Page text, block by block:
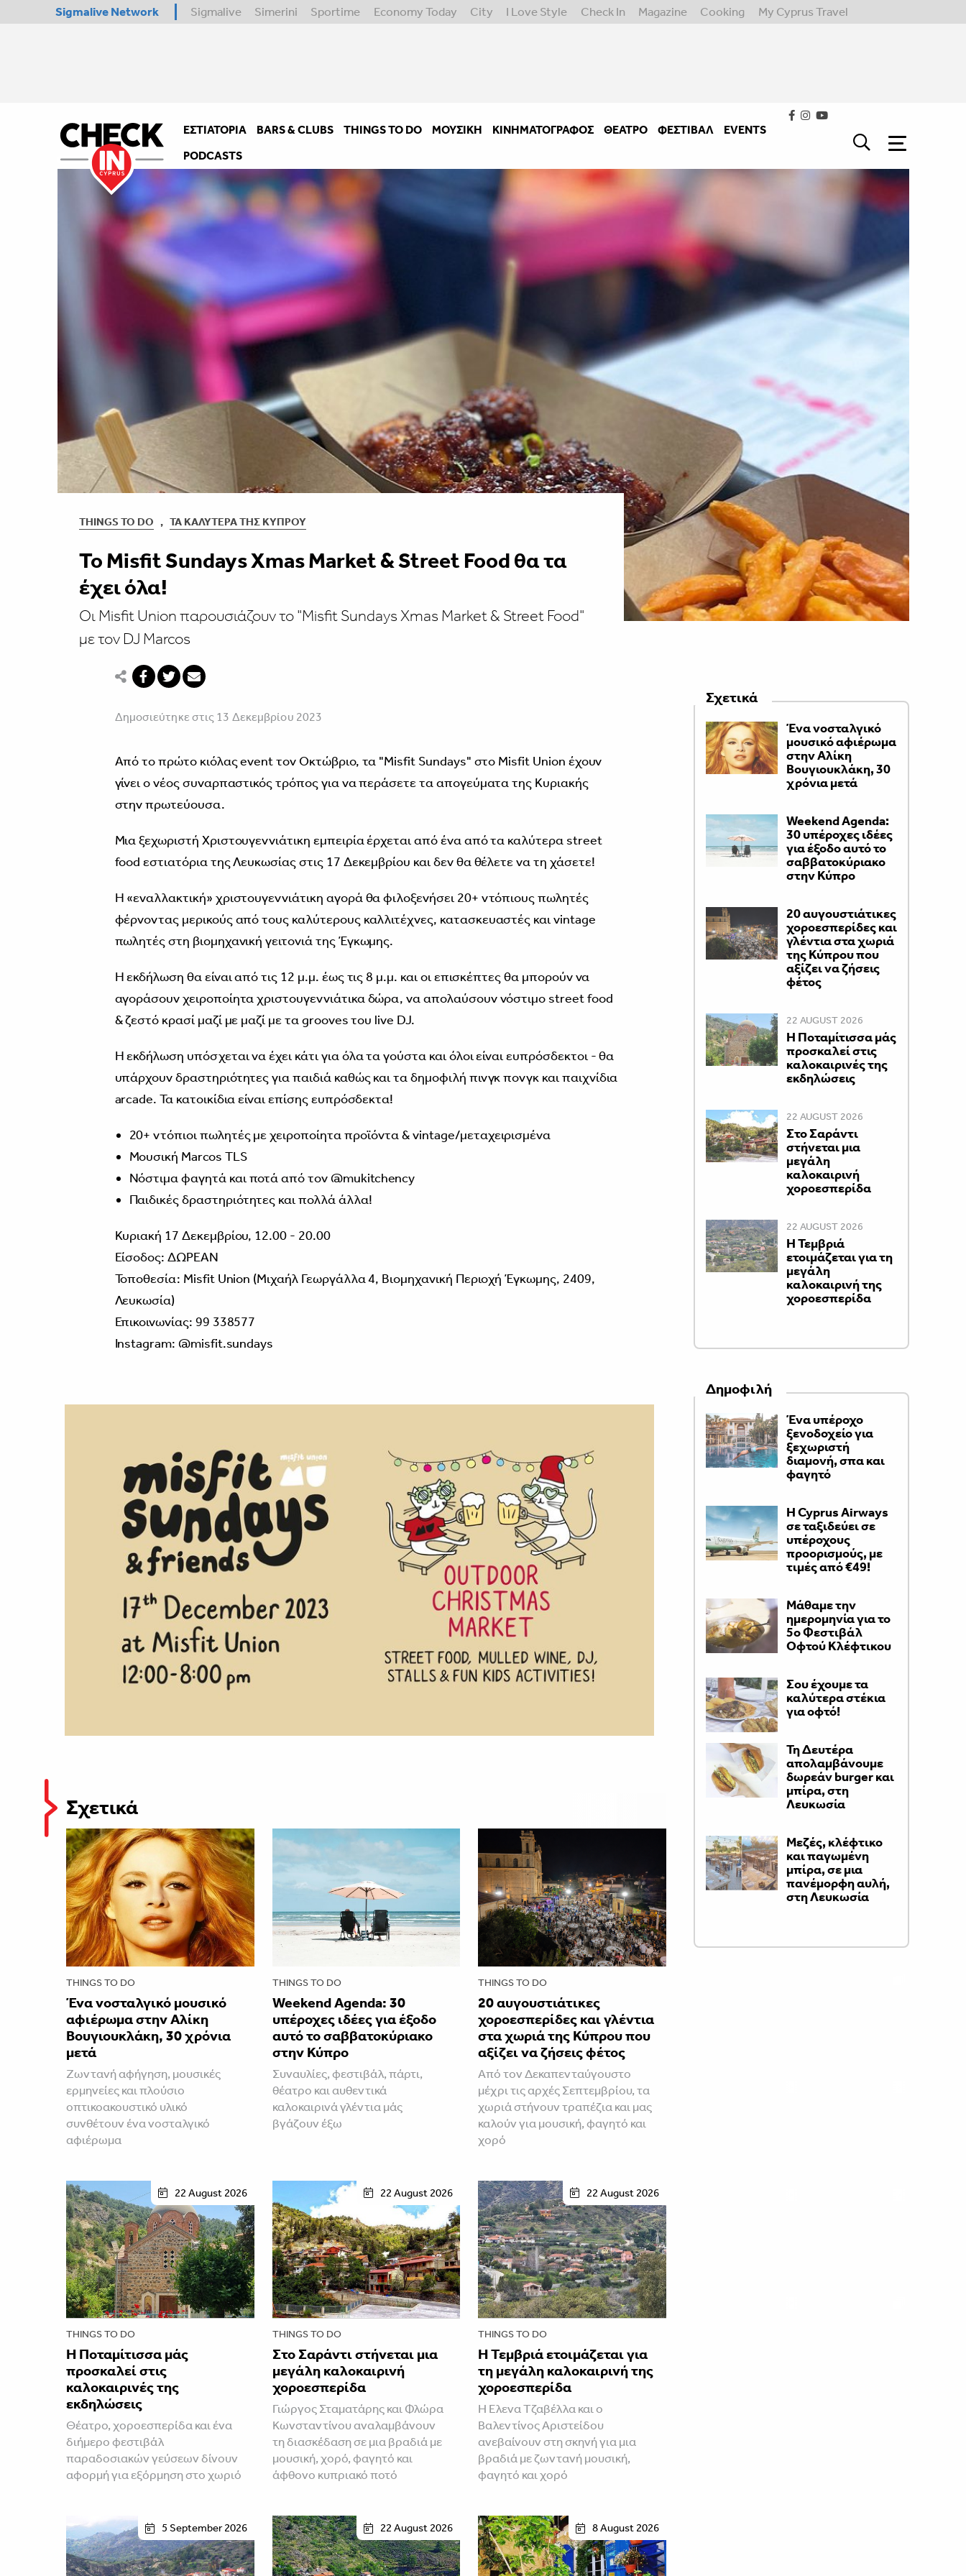
Sigmalive Network Sigmalive Simerini Sportime Economy Today City I Love Style Check In Magazine Cooking My Cyprus Travel
ΕΣΤΙΑΤΌΡΙΑ BARS & CLUBS THINGS TO DO ΜΟΥΣΙΚΉ ΚΙΝΗΜΑΤΟΓΡΆΦΟΣ ΘΈΑΤΡΟ ΦΕΣΤΙΒΑΛ
EVENTS
PODCASTS
THINGS TO DO , ΤΑ ΚΑΛΎΤΕΡΑ ΤΗΣ ΚΎΠΡΟΥ
To Misfit Sundays Xmas Market & Street Food θα τα
έχει όλα!
Οι Misfit Union παρουσιάζουν το "Misfit Sundays Xmas Market & Street Food"
με τον DJ Marcos
Δημοσιεύτηκε στις 13 Δεκεμβρίου 2023
Από το πρώτο κιόλας event τον Οκτώβριο, τα "Misfit Sundays" στο Misfit Union έχουν
γίνει ο νέος συναρπαστικός τρόπος για να περάσετε τα απογεύματα της Κυριακής
στην πρωτεύουσα.
Μια ξεχωριστή Χριστουγεννιάτικη εμπειρία έρχεται από ένα από τα καλύτερα street
food εστιατόρια της Λευκωσίας στις 17 Δεκεμβρίου και δεν θα θέλετε να τη χάσετε!
Η «εναλλακτική» χριστουγεννιάτικη αγορά θα φιλοξενήσει 20+ ντόπιους πωλητές
φέρνοντας μερικούς από τους καλύτερους καλλιτέχνες, κατασκευαστές και vintage
πωλητές στη βιομηχανική γειτονιά της Έγκωμης.
Η εκδήλωση θα είναι από τις 12 μ.μ. έως τις 8 μ.μ. και οι επισκέπτες θα μπορούν να
αγοράσουν χειροποίητα χριστουγεννιάτικα δώρα, να απολαύσουν νόστιμο street food
& ζεστό κρασί μαζί με μαζί με τα grooves του live DJ.
Η εκδήλωση υπόσχεται να έχει κάτι για όλα τα γούστα και όλοι είναι ευπρόσδεκτοι - θα
υπάρχουν δραστηριότητες για παιδιά καθώς και τα δημοφιλή πινγκ πονγκ και παιχνίδια
arcade. Τα κατοικίδια είναι επίσης ευπρόσδεκτα!
20+ ντόπιοι πωλητές με χειροποίητα προϊόντα & vintage/μεταχειρισμένα
Μουσική Marcos TLS
Νόστιμα φαγητά και ποτά από τον @mukitchency
Παιδικές δραστηριότητες και πολλά άλλα!
Κυριακή 17 Δεκεμβρίου, 12.00 - 20.00
Είσοδος: ΔΩΡΕΑΝ
Τοποθεσία: Misfit Union (Μιχαήλ Γεωργάλλα 4, Βιομηχανική Περιοχή Έγκωμης, 2409,
Λευκωσία)
Επικοινωνίας: 99 338577
Instagram: @misfit.sundays
Σχετικά
THINGS TO DO
Ένα νοσταλγικό μουσικό
αφιέρωμα στην Αλίκη
Βουγιουκλάκη, 30 χρόνια
μετά
Ζωντανή αφήγηση, μουσικές
ερμηνείες και πλούσιο
οπτικοακουστικό υλικό
συνθέτουν ένα νοσταλγικό
αφιέρωμα
THINGS TO DO
Weekend Agenda: 30
υπέροχες ιδέες για έξοδο
αυτό το σαββατοκύριακο
στην Κύπρο
Συναυλίες, φεστιβάλ, πάρτι,
θέατρο και αυθεντικά
καλοκαιρινά γλέντια μάς
βγάζουν έξω
THINGS TO DO
20 αυγουστιάτικες
χοροεσπερίδες και γλέντια
στα χωριά της Κύπρου που
αξίζει να ζήσεις φέτος
Από τον Δεκαπενταύγουστο
μέχρι τις αρχές Σεπτεμβρίου, τα
χωριά στήνουν τραπέζια και μας
καλούν για μουσική, φαγητό και
χορό
22 August 2026
THINGS TO DO
Η Ποταμίτισσα μάς
προσκαλεί στις
καλοκαιρινές της
εκδηλώσεις
Θέατρο, χοροεσπερίδα και ένα
διήμερο φεστιβάλ
παραδοσιακών γεύσεων δίνουν
αφορμή για εξόρμηση στο χωριό
22 August 2026
THINGS TO DO
Στο Σαράντι στήνεται μια
μεγάλη καλοκαιρινή
χοροεσπερίδα
Γιώργος Σταματάρης και Φλώρα
Κωνσταντίνου αναλαμβάνουν
τη διασκέδαση σε μια βραδιά με
μουσική, χορό, φαγητό και
άφθονο κυπριακό ποτό
22 August 2026
THINGS TO DO
Η Τεμβριά ετοιμάζεται για
τη μεγάλη καλοκαιρινή της
χοροεσπερίδα
Η Έλενα Τζαβέλλα και ο
Βαλεντίνος Αριστείδου
ανεβαίνουν στη σκηνή για μια
βραδιά με ζωντανή μουσική,
φαγητό και χορό
5 September 2026 22 August 2026 8 August 2026
Σχετικά
Ένα νοσταλγικό
μουσικό αφιέρωμα
στην Αλίκη
Βουγιουκλάκη, 30
χρόνια μετά
Weekend Agenda:
30 υπέροχες ιδέες
για έξοδο αυτό το
σαββατοκύριακο
στην Κύπρο
20 αυγουστιάτικες
χοροεσπερίδες και
γλέντια στα χωριά
της Κύπρου που
αξίζει να ζήσεις
φέτος
22 AUGUST 2026
Η Ποταμίτισσα μάς
προσκαλεί στις
καλοκαιρινές της
εκδηλώσεις
22 AUGUST 2026
Στο Σαράντι
στήνεται μια
μεγάλη
καλοκαιρινή
χοροεσπερίδα
22 AUGUST 2026
Η Τεμβριά
ετοιμάζεται για τη
μεγάλη
καλοκαιρινή της
χοροεσπερίδα
Δημοφιλή
Ένα υπέροχο
ξενοδοχείο για
ξεχωριστή
διαμονή, σπα και
φαγητό
H Cyprus Airways
σε ταξιδεύει σε
υπέροχους
προορισμούς, με
τιμές από €49!
Μάθαμε την
ημερομηνία για το
5ο Φεστιβάλ
Οφτού Κλέφτικου
Σου έχουμε τα
καλύτερα στέκια
για οφτό!
Τη Δευτέρα
απολαμβάνουμε
δωρεάν burger και
μπίρα, στη
Λευκωσία
Μεζές, κλέφτικο
και παγωμένη
μπίρα, σε μια
πανέμορφη αυλή,
στη Λευκωσία